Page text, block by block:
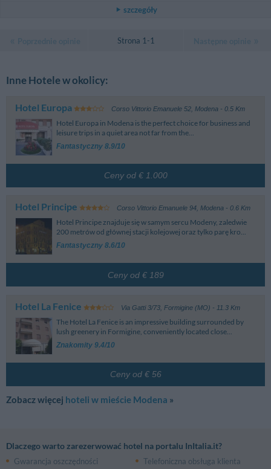
szczegóły
Strona 1-1
Inne Hotele w okolicy:
Hotel Europa Corso Vittorio Emanuele 52, Modena- 0.5 Km
Hotel Europa in Modena is the perfect choice for business and
leisure trips in a quiet area not far from the...
Fantastyczny 8.9/10
Ceny od € 1.000
Hotel Principe Corso Vittorio Emanuele 94, Modena- 0.6 Km
Hotel Principe znajduje się w samym sercu Modeny, zaledwie
200 metrów od głównej stacji kolejowej oraz tylko parę kro...
Fantastyczny 8.6/10
Ceny od € 189
Hotel La Fenice Via Gatti 3/73, Formigine (MO) - 11.3 Km
The Hotel La Fenice is an impressive building surrounded by
lush greenery in Formigine, conveniently located close...
Znakomity 9.4/10
Ceny od € 56
Zobacz więcej hoteli w mieście Modena »
Dlaczego warto zarezerwować hotel na portalu InItalia.it?
Gwarancja oszczędności
Telefoniczna obsługa klienta